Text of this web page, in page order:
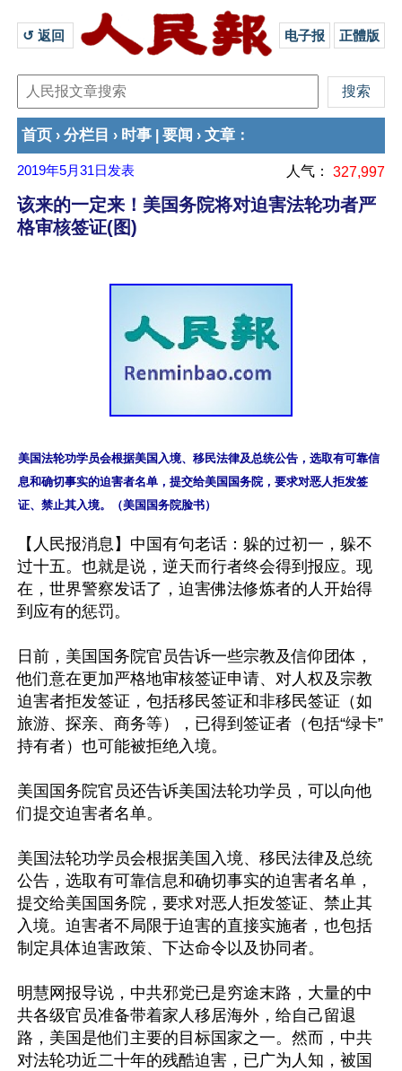
↺ 返回 电子报 正體版
首页 › 分栏目 › 时事 要闻 › 文章 ：
2019年5月31日 发表 人气： 327,997
该来的一定来！美国务院将对迫害法轮功者严
格审核签证(图)
美国法轮功学员会根据美国入境、移民法律及总统公告，选取有可靠信
息和确切事实的迫害者名单，提交给美国国务院，要求对恶人拒发签
证、禁止其入境。（美国国务院脸书）
【人民报消息】中国有句老话：躲的过初一，躲不
过十五。也就是说，逆天而行者终会得到报应。现
在，世界警察发话了，迫害佛法修炼者的人开始得
到应有的惩罚。
日前，美国国务院官员告诉一些宗教及信仰团体，
他们意在更加严格地审核签证申请、对人权及宗教
迫害者拒发签证，包括移民签证和非移民签证（如
旅游、探亲、商务等），已得到签证者（包括“绿卡”
持有者）也可能被拒绝入境。
美国国务院官员还告诉美国法轮功学员，可以向他
们提交迫害者名单。
美国法轮功学员会根据美国入境、移民法律及总统
公告，选取有可靠信息和确切事实的迫害者名单，
提交给美国国务院，要求对恶人拒发签证、禁止其
入境。迫害者不局限于迫害的直接实施者，也包括
制定具体迫害政策、下达命令以及协同者。
明慧网报导说，中共邪党已是穷途末路，大量的中
共各级官员准备带着家人移居海外，给自己留退
路，美国是他们主要的目标国家之一。然而，中共
对法轮功近二十年的残酷迫害，已广为人知，被国